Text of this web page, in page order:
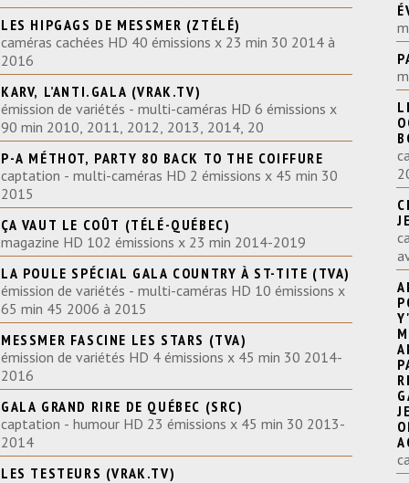
LES HIPGAGS DE MESSMER (ZTÉLÉ)
caméras cachées HD 40 émissions x 23 min 30 2014 à
2016
KARV, L’ANTI.GALA (VRAK.TV)
émission de variétés - multi-caméras HD 6 émissions x
90 min 2010, 2011, 2012, 2013, 2014, 20
P-A MÉTHOT, PARTY 80 BACK TO THE COIFFURE
captation - multi-caméras HD 2 émissions x 45 min 30
2015
ÇA VAUT LE COÛT (TÉLÉ-QUÉBEC)
magazine HD 102 émissions x 23 min 2014-2019
LA POULE SPÉCIAL GALA COUNTRY À ST-TITE (TVA)
émission de variétés - multi-caméras HD 10 émissions x
65 min 45 2006 à 2015
MESSMER FASCINE LES STARS (TVA)
émission de variétés HD 4 émissions x 45 min 30 2014-
2016
GALA GRAND RIRE DE QUÉBEC (SRC)
captation - humour HD 23 émissions x 45 min 30 2013-
2014
LES TESTEURS (VRAK.TV)
MA